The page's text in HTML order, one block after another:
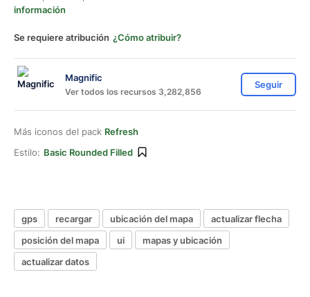
información
Se requiere atribución ¿Cómo atribuir?
Magnific
Ver todos los recursos 3,282,856
Seguir
Más iconos del pack Refresh
Estilo: Basic Rounded Filled
gps recargar ubicación del mapa
actualizar flecha
posición del mapa
ui
mapas y ubicación
actualizar datos